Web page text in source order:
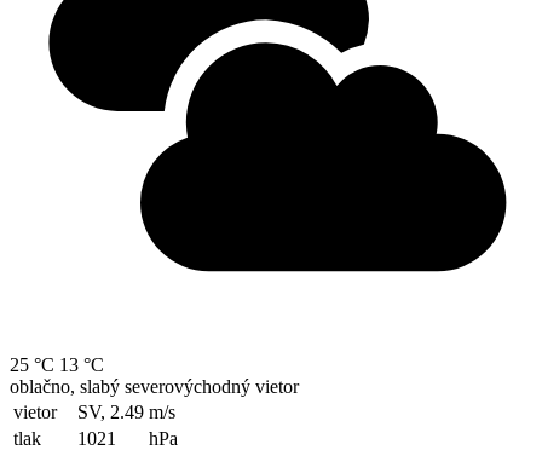
25 °C 13 °C
oblačno, slabý severovýchodný vietor
vietor
SV, 2.49 m/s
tlak
1021
hPa